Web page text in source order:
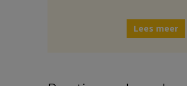
Lees meer